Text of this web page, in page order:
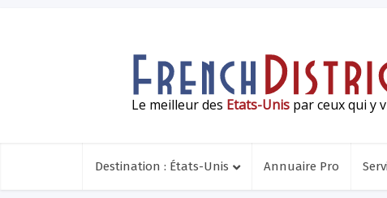
Le meilleur des Etats-Unis par ceux qui y
Destination : États-Unis Annuaire Pro